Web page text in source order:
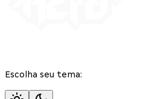
Escolha seu tema: